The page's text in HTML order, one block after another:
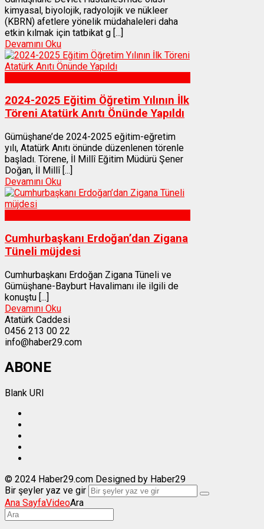
kimyasal, biyolojik, radyolojik ve nükleer
(KBRN) afetlere yönelik müdahaleleri daha
etkin kılmak için tatbikat g [...]
Devamını Oku
2024-2025 Eğitim Öğretim Yılının İlk
Töreni Atatürk Anıtı Önünde Yapıldı
Gümüşhane’de 2024-2025 eğitim-eğretim
yılı, Atatürk Anıtı önünde düzenlenen törenle
başladı. Törene, İl Millî Eğitim Müdürü Şener
Doğan, İl Millî [...]
Devamını Oku
Cumhurbaşkanı Erdoğan’dan Zigana
Tüneli müjdesi
Cumhurbaşkanı Erdoğan Zigana Tüneli ve
Gümüşhane-Bayburt Havalimanı ile ilgili de
konuştu [...]
Devamını Oku
Atatürk Caddesi
0456 213 00 22
info@haber29.com
ABONE
Blank URI
© 2024 Haber29.com Designed by Haber29
Bir şeyler yaz ve gir
Ana SayfaVideoAra